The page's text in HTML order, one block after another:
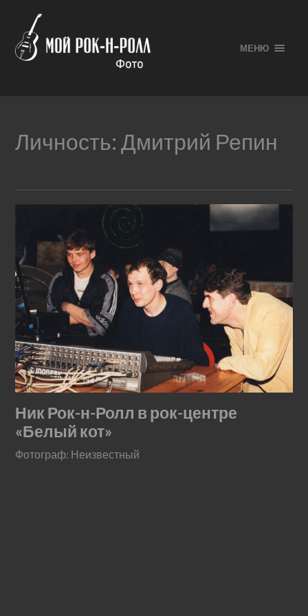
МЕНЮ
Личность:Дмитрий Репин
Ник Рок-н-Ролл в рок-центре
«Белый кот»
Фотограф: Неизвестный